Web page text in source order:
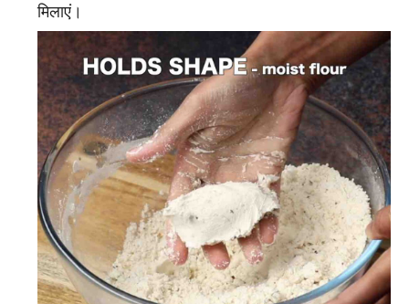
मिलाएं।